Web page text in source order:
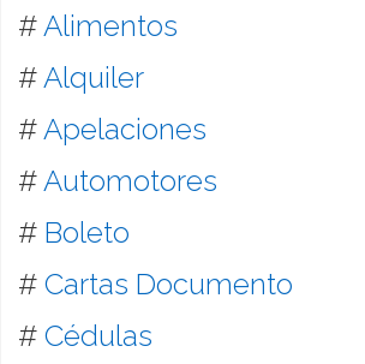
#Alimentos
#Alquiler
#Apelaciones
#Automotores
# Boleto
# Cartas Documento
# Cédulas